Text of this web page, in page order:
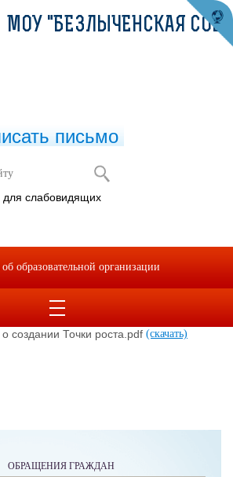
роста.pdf
Точки роста.pdf
создании Точки роста.pdf (скачать)
ОБРАЩЕНИЯ ГРАЖДАН
МОУ "БЕЗЛЫЧЕНСКАЯ СОШ"
письмо
для слабовидящих
образовательной организации